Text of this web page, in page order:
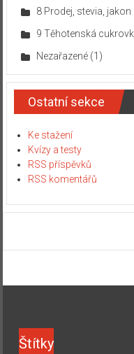
8 Prodej, stevia, jakon
9 Těhotenská
Nezařazené(1)
Ostatní sekce
Ke stažení
Kvízy a testy
RSS příspěvků
RSS komentářů
Štítky